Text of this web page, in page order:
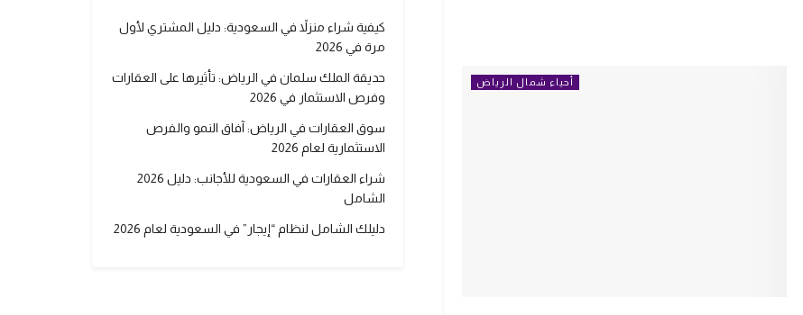
أحياء شمال الرياض
كيفية شراء منزلاً في السعودية: دليل المشتري لأول
مرة في 2026
حديقة الملك سلمان في الرياض: تأثيرها على العقارات
وفرص الاستثمار في 2026
سوق العقارات في الرياض: آفاق النمو والفرص
الاستثمارية لعام 2026
شراء العقارات في السعودية للأجانب: دليل 2026
الشامل
دليلك الشامل لنظام “إيجار” في السعودية لعام 2026